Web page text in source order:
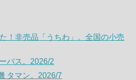
！非売品「うちわ」。全国の小売
バス。2026/2
タマン。2026/7